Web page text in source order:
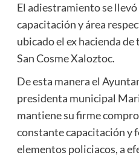
El adiestramiento se llevó
capacitación y área
ubicado el ex hacienda
San Cosme Xaloztoc.
De esta manera el
presidenta municipal
mantiene su firme
constante capacitación y
elementos policiacos, a